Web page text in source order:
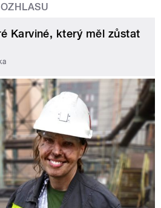
Karviné, který měl zůstat